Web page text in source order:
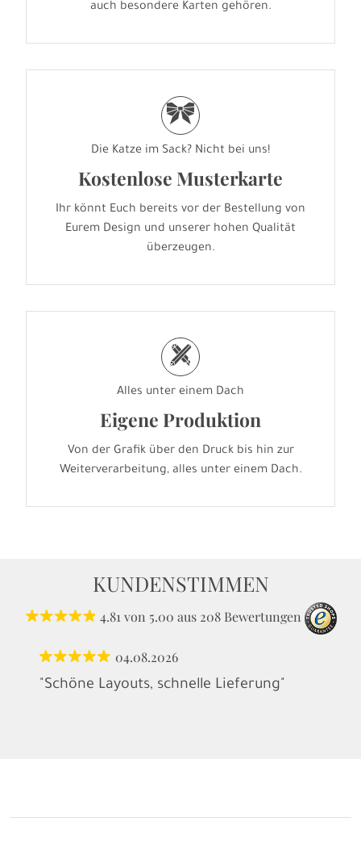
auch besondere Karten gehören.
r
Die Katze im Sack? Nicht bei uns!
Kostenlose Musterkarte
Ihr könnt Euch bereits vor der Bestellung von
Eurem Design und unserer hohen Qualität
überzeugen.
h
Alles unter einem Dach
Eigene Produktion
Von der Grafik über den Druck bis hin zur
Weiterverarbeitung, alles unter einem Dach.
KUNDENSTIMMEN
4.81von 5.00 aus 208 Bewertungen
04.08.2026
"Schöne Layouts, schnelle Lieferung"